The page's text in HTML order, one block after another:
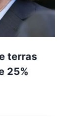
terras
25%